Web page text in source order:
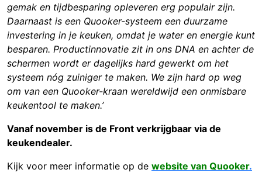
gemak en tijdbesparing opleveren erg populair zijn.
Daarnaast is een Quooker-systeem een duurzame
investering in je keuken, omdat je water en energie kunt
besparen. Productinnovatie zit in ons DNA en achter de
schermen wordt er dagelijks hard gewerkt om het
systeem nóg zuiniger te maken. We zijn hard op weg
om van een Quooker-kraan wereldwijd een onmisbare
keukentool te maken.’
Vanaf november is de Front verkrijgbaar via de
keukendealer.
Kijk voor meer informatie op de website van Quooker.